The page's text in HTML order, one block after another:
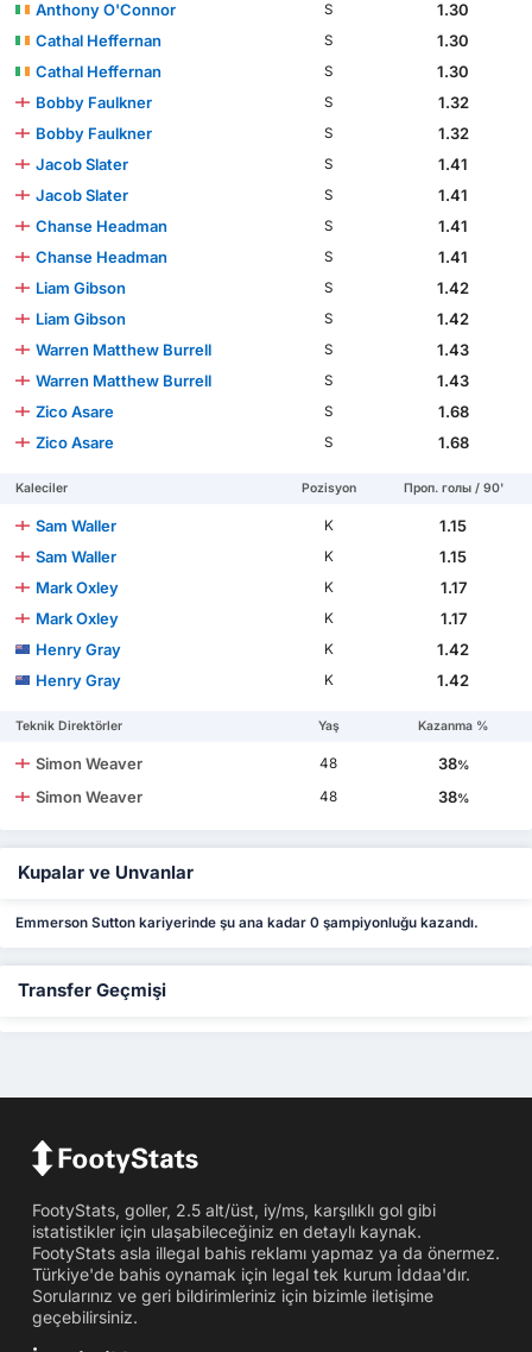
Anthony O'Connor
S
1.30
Cathal Heffernan
S
1.30
Cathal Heffernan
S
1.30
Bobby Faulkner
S
1.32
Bobby Faulkner
S
1.32
Jacob Slater
S
1.41
Jacob Slater
S
1.41
Chanse Headman
S
1.41
Chanse Headman
S
1.41
Liam Gibson
S
1.42
Liam Gibson
S
1.42
Warren Matthew Burrell
S
1.43
Warren Matthew Burrell
S
1.43
Zico Asare
S
1.68
Zico Asare
S 1.68
Kaleciler Pozisyon Проп. голы / 90'
Sam Waller K
1.15
Sam Waller
K
1.15
Mark Oxley
K
1.17
Mark Oxley
K
1.17
Henry Gray
K
1.42
Henry Gray
K 1.42
Teknik Direktörler Yaş Kazanma %
Simon Weaver 48 38%
Simon Weaver 48 38%
Kupalar ve Unvanlar
Emmerson Sutton kariyerinde şu ana kadar 0 şampiyonluğu kazandı.
Transfer Geçmişi
FootyStats, goller, 2.5 alt/üst, iy/ms, karşılıklı gol gibi
istatistikler için ulaşabileceğiniz en detaylı kaynak.
FootyStats asla illegal bahis reklamı yapmaz ya da önermez.
Türkiye'de bahis oynamak için legal tek kurum İddaa'dır.
Sorularınız ve geri bildirimleriniz için bizimle iletişime
geçebilirsiniz.